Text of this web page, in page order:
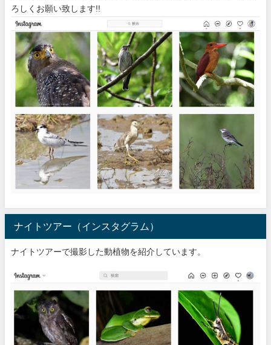
ろしくお願い致します!!
ナイトツアー（インスタグラム）
ナイトツアーで撮影した動植物を紹介しています。